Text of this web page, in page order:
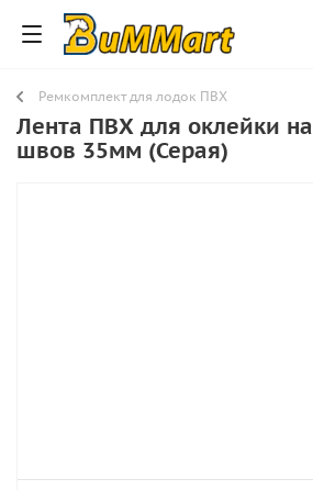
Ремкомплект для лодок ПВХ
Лента ПВХ для оклейки
швов 35мм (Серая)